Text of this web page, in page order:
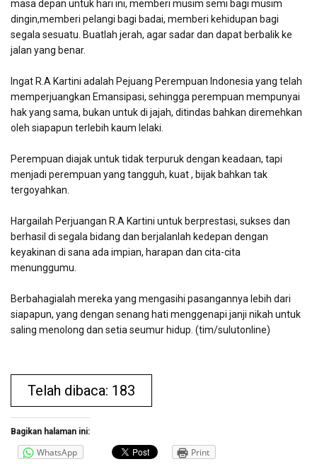
masa depan untuk hari ini, memberi musim semi bagi musim
dingin,memberi pelangi bagi badai, memberi kehidupan bagi
segala sesuatu. Buatlah jerah, agar sadar dan dapat berbalik ke
jalan yang benar.
Ingat R.A Kartini adalah Pejuang Perempuan Indonesia yang telah
memperjuangkan Emansipasi, sehingga perempuan mempunyai
hak yang sama, bukan untuk di jajah, ditindas bahkan diremehkan
oleh siapapun terlebih kaum lelaki.
Perempuan diajak untuk tidak terpuruk dengan keadaan, tapi
menjadi perempuan yang tangguh, kuat , bijak bahkan tak
tergoyahkan.
Hargailah Perjuangan R.A Kartini untuk berprestasi, sukses dan
berhasil di segala bidang dan berjalanlah kedepan dengan
keyakinan di sana ada impian, harapan dan cita-cita
menunggumu.
Berbahagialah mereka yang mengasihi pasangannya lebih dari
siapapun, yang dengan senang hati menggenapi janji nikah untuk
saling menolong dan setia seumur hidup. (tim/sulutonline)
Telah dibaca: 183
Bagikan halaman ini:
WhatsApp Print